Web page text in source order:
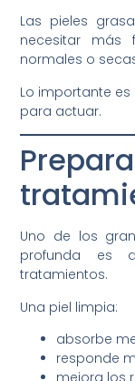
Las pieles
necesitar más
normales o
Lo importante
para actuar.
Uno de los
profunda es
tratamientos.
Una piel limpia:
absorbe
responde